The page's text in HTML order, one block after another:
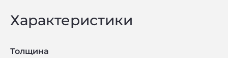
Характеристики
Толщина